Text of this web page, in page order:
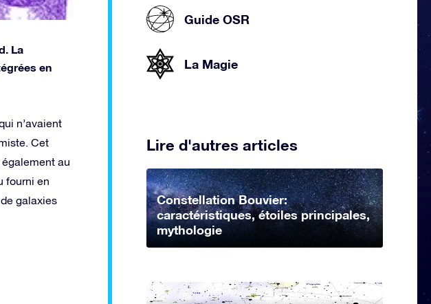
La
en
n’avaient
Cet
au
fourni en
galaxies
Guide OSR
La Magie
Lire d'autres articles
Constellation Bouvier:
caractéristiques, étoiles principales,
mythologie